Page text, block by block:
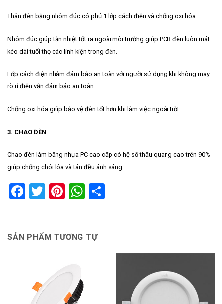
Thân đèn bằng nhôm đúc có phủ 1 lớp cách điện và chống oxi hóa.
Nhôm đúc giúp tản nhiệt tốt ra ngoài môi trường giúp PCB đèn luôn mát
kéo dài tuổi thọ các linh kiện trong đèn.
Lớp cách điện nhằm đảm bảo an toàn với người sử dụng khi không may
rò rỉ điện vẫn đảm bảo an toàn.
Chống oxi hóa giúp bảo vệ đèn tốt hơn khi làm việc ngoài trời.
3. CHAO ĐÈN
Chao đèn làm bằng nhựa PC cao cấp có hệ số thấu quang cao trên 90%
giúp chống chói lóa và tán đều ánh sáng.
Facebook
Twitter
Pinterest
WhatsApp
SẢN PHẨM TƯƠNG TỰ